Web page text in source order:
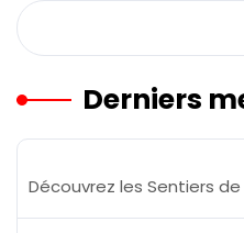
Derniers
Découvrez les Sentiers